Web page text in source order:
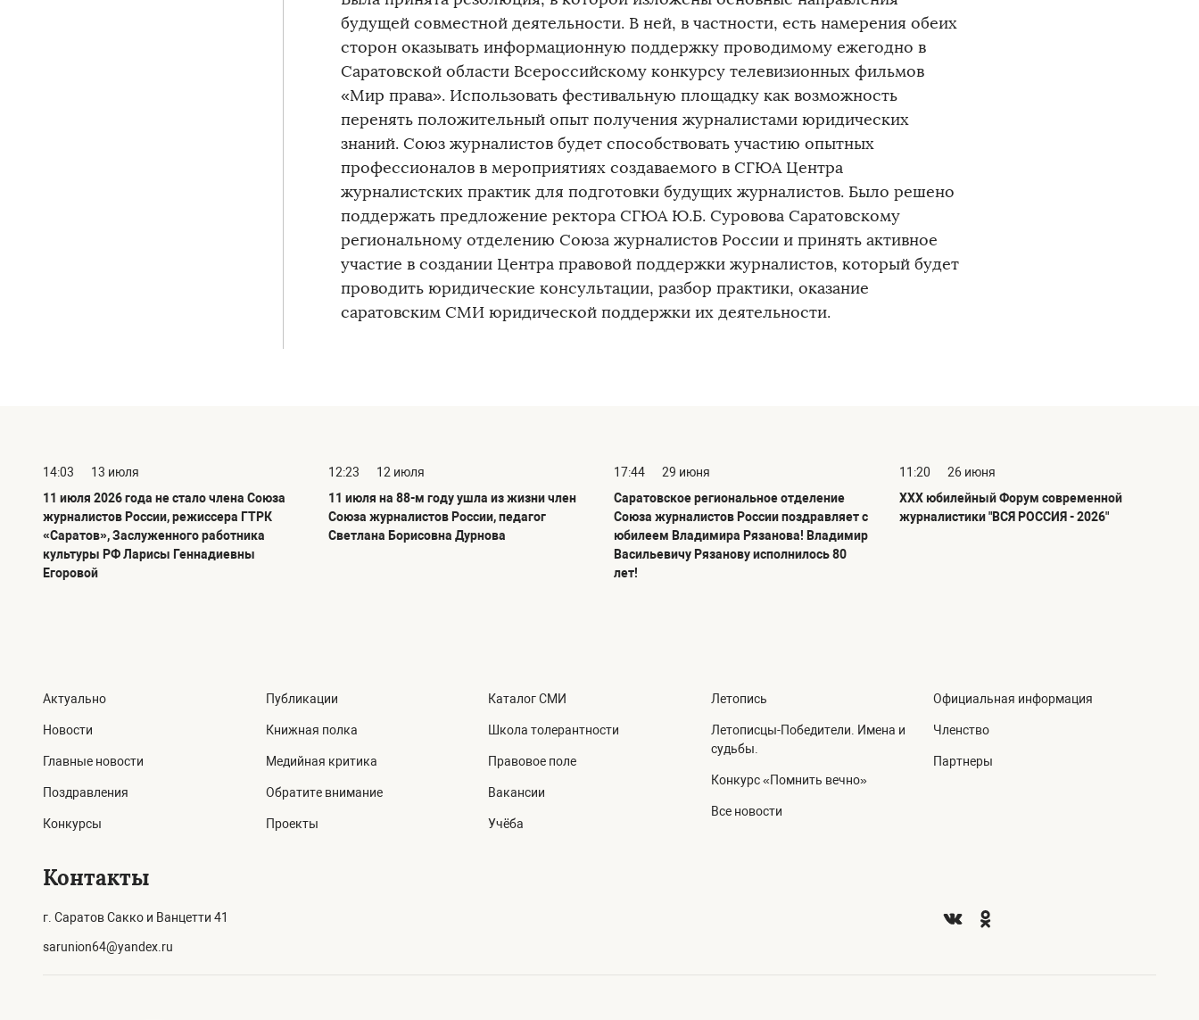
будущей совместной деятельности. В ней, в частности, есть намерения обеих
сторон оказывать информационную поддержку проводимому ежегодно в
Саратовской области Всероссийскому конкурсу телевизионных фильмов
«Мир права». Использовать фестивальную площадку как возможность
перенять положительный опыт получения журналистами юридических
знаний. Союз журналистов будет способствовать участию опытных
профессионалов в мероприятиях создаваемого в СГЮА Центра
журналистских практик для подготовки будущих журналистов. Было решено
поддержать предложение ректора СГЮА Ю.Б. Суровова Саратовскому
региональному отделению Союза журналистов России и принять активное
участие в создании Центра правовой поддержки журналистов, который будет
проводить юридические консультации, разбор практики, оказание
саратовским СМИ юридической поддержки их деятельности.
14:03
13 июля
11 июля 2026 года не стало члена Союза
журналистов России, режиссера ГТРК
«Саратов», Заслуженного работника
культуры РФ Ларисы Геннадиевны
Егоровой
12:23
12 июля
11 июля на 88-м году ушла из жизни член
Союза журналистов России, педагог
Светлана Борисовна Дурнова
17:44
29 июня
Саратовское региональное отделение
Союза журналистов России поздравляет с
юбилеем Владимира Рязанова! Владимир
Васильевичу Рязанову исполнилось 80
лет!
11:20
26 июня
ХХХ юбилейный Форум современной
журналистики "ВСЯ РОССИЯ - 2026"
Актуально
Новости
Главные новости
Поздравления
Конкурсы
Публикации
Книжная полка
Медийная критика
Обратите внимание
Проекты
Каталог СМИ
Школа толерантности
Правовое поле
Вакансии
Учёба
Летопись
Летописцы-Победители. Имена и
судьбы.
Конкурс «Помнить вечно»
Все новости
Официальная информация
Членство
Партнеры
Контакты
г. Саратов Сакко и Ванцетти 41
sarunion64@yandex.ru